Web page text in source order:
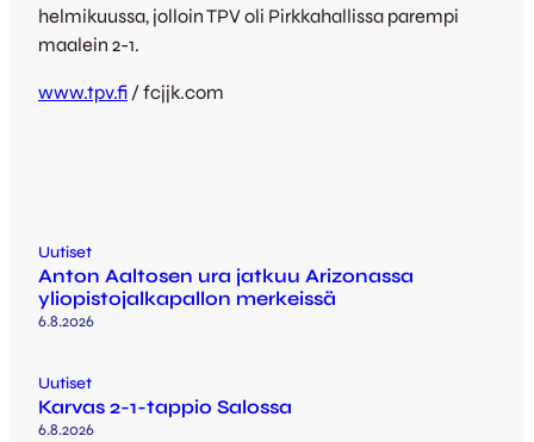
helmikuussa, jolloin TPV oli Pirkkahallissa parempi
maalein 2-1.
www.tpv.fi / fcjjk.com
Uutiset
Anton Aaltosen ura jatkuu Arizonassa
yliopistojalkapallon merkeissä
6.8.2026
Uutiset
Karvas 2-1-tappio Salossa
6.8.2026